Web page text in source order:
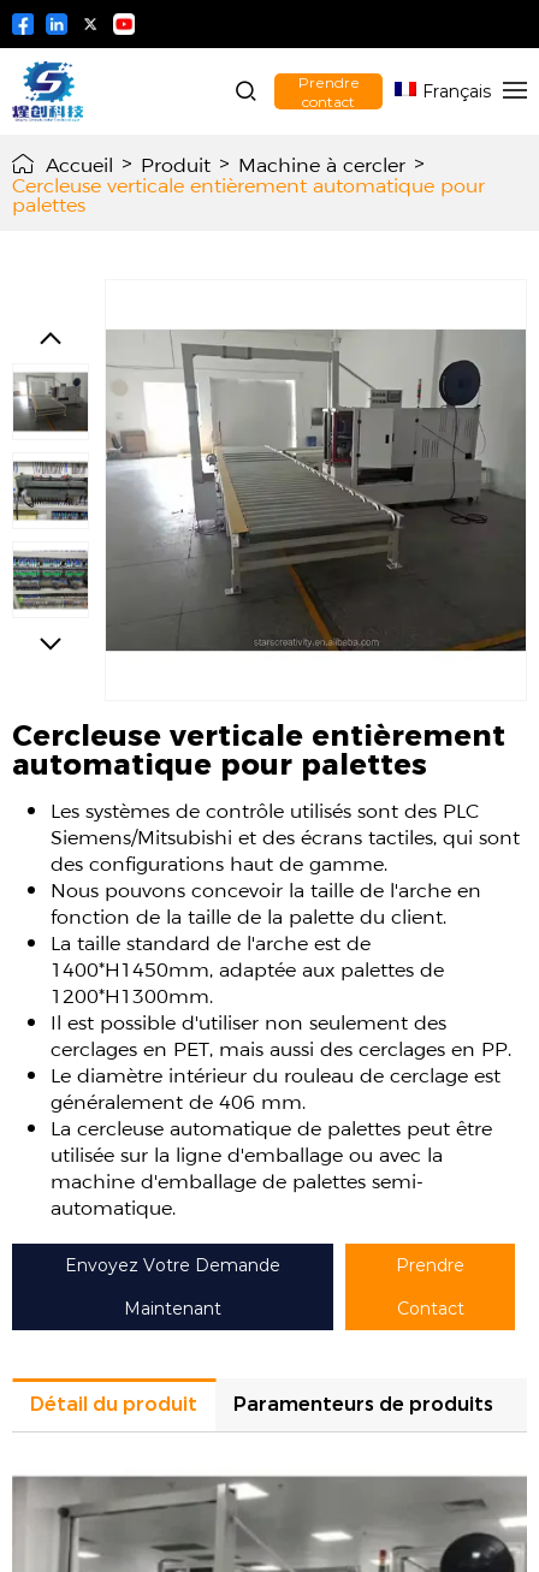
Prendre
contact
Français
Accueil > Produit > Machine à cercler >
Cercleuse verticale entièrement automatique pour
palettes
Cercleuse verticale entièrement
automatique pour palettes
Les systèmes de contrôle utilisés sont des PLC
Siemens/Mitsubishi et des écrans tactiles, qui sont
des configurations haut de gamme.
Nous pouvons concevoir la taille de l'arche en
fonction de la taille de la palette du client.
La taille standard de l'arche est de
1400*H1450mm, adaptée aux palettes de
1200*H1300mm.
Il est possible d'utiliser non seulement des
cerclages en PET, mais aussi des cerclages en PP.
Le diamètre intérieur du rouleau de cerclage est
généralement de 406 mm.
La cercleuse automatique de palettes peut être
utilisée sur la ligne d'emballage ou avec la
machine d'emballage de palettes semi-
automatique.
Envoyez Votre Demande
Maintenant
Prendre
Contact
Détail du produit Paramenteurs de produits
MH-105B
Tension réglable
Distance de déplacement de la tête